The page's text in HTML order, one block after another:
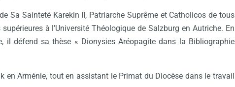
Sa Sainteté Karekin II, Patriarche Suprême et Catholicos de tous
à l’Université Théologique de Salzburg en Autriche. En
il défend sa thèse « Dionysies Aréopagite dans la Bibliographie
Arménie, tout en assistant le Primat du Diocèse dans le travail